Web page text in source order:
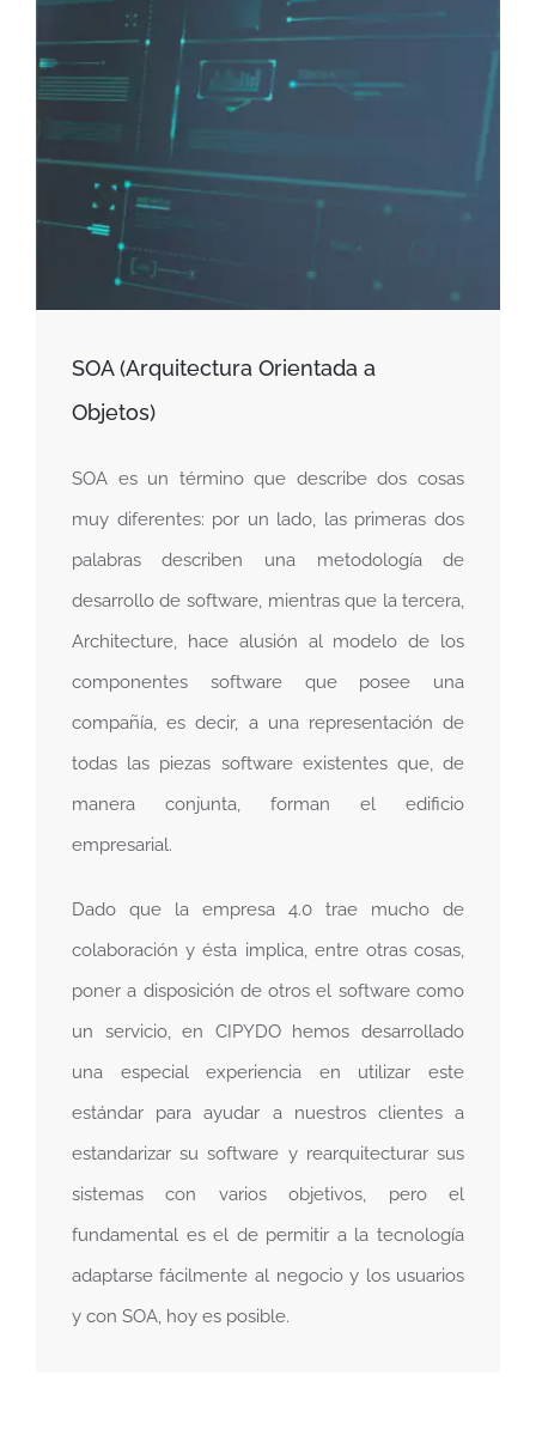
SOA (Arquitectura Orientada a
Objetos)
SOA es un término que describe dos cosas
muy diferentes: por un lado, las primeras dos
palabras describen una metodología de
desarrollo de software, mientras que la tercera,
Architecture, hace alusión al modelo de los
componentes software que posee una
compañía, es decir, a una representación de
todas las piezas software existentes que, de
manera conjunta, forman el edificio
empresarial.
Dado que la empresa 4.0 trae mucho de
colaboración y ésta implica, entre otras cosas,
poner a disposición de otros el software como
un servicio, en CIPYDO hemos desarrollado
una especial experiencia en utilizar este
estándar para ayudar a nuestros clientes a
estandarizar su software y rearquitecturar sus
sistemas con varios objetivos, pero el
fundamental es el de permitir a la tecnología
adaptarse fácilmente al negocio y los usuarios
y con SOA, hoy es posible.